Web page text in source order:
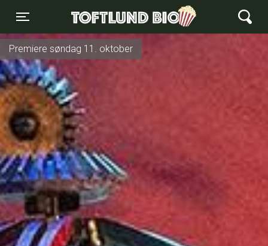
Toggle navigation
Toftlund Biograf
Premiere søndag 11. oktober